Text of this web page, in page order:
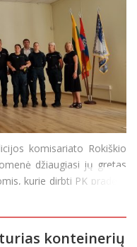
komisariato Rokiškio
džiaugiasi jų gretas
kurie dirbti PK pradėjo
rajono savivaldybės
konteinerių